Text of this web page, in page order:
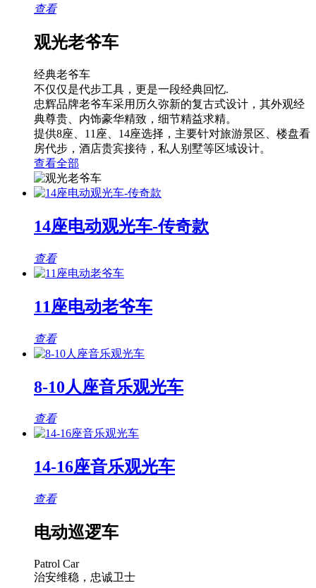
查看
观光老爷车
经典老爷车
不仅仅是代步工具，更是一段经典回忆.
忠辉品牌老爷车采用历久弥新的复古式设计，其外观经
典尊贵、内饰豪华精致，细节精益求精。
提供8座、11座、14座选择，主要针对旅游景区、楼盘看
房代步，酒店贵宾接待，私人别墅等区域设计。
查看全部
14座电动观光车-传奇款
查看
11座电动老爷车
查看
8-10人座音乐观光车
查看
14-16座音乐观光车
查看
电动巡逻车
Patrol Car
治安维稳，忠诚卫士